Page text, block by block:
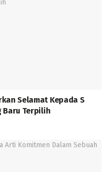
Selamat Kepada S
Baru Terpilih